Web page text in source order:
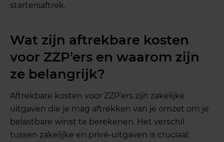
startersaftrek.
Wat zijn aftrekbare kosten
voor ZZP’ers en waarom zijn
ze belangrijk?
Aftrekbare kosten voor ZZP’ers zijn zakelijke
uitgaven die je mag aftrekken van je omzet om je
belastbare winst te berekenen. Het verschil
tussen zakelijke en privé-uitgaven is cruciaal: